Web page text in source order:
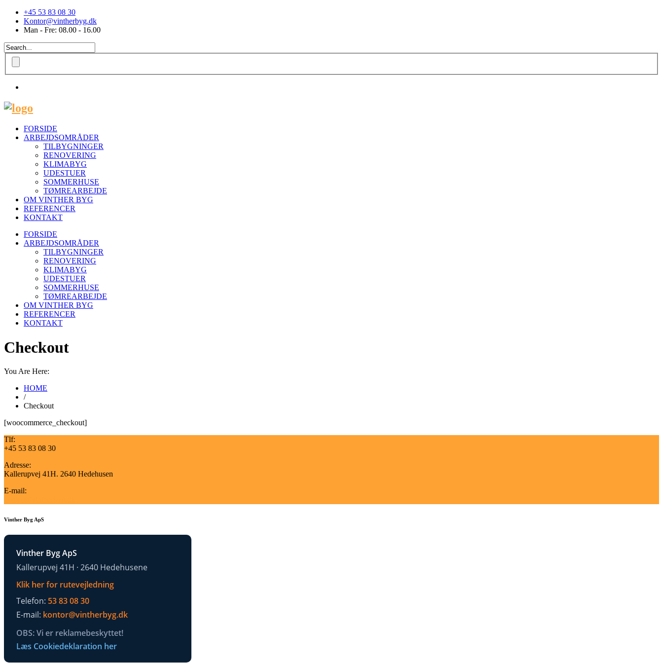
+45 53 83 08 30
Kontor@vintherbyg.dk
Man - Fre: 08.00 - 16.00
FORSIDE
ARBEJDSOMRÅDER
TILBYGNINGER
RENOVERING
KLIMABYG
UDESTUER
SOMMERHUSE
TØMREARBEJDE
OM VINTHER BYG
REFERENCER
KONTAKT
FORSIDE
ARBEJDSOMRÅDER
TILBYGNINGER
RENOVERING
KLIMABYG
UDESTUER
SOMMERHUSE
TØMREARBEJDE
OM VINTHER BYG
REFERENCER
KONTAKT
Checkout
You Are Here:
HOME
/
Checkout
[woocommerce_checkout]
Tlf:
+45 53 83 08 30
Adresse:
Kallerupvej 41H. 2640 Hedehusen
E-mail:
Vinther Byg ApS
Vinther Byg ApS
Kallerupvej 41H · 2640 Hedehusene
Klik her for rutevejledning
Telefon: 53 83 08 30
E-mail: kontor@vintherbyg.dk
OBS: Vi er reklamebeskyttet!
Læs Cookiedeklaration her